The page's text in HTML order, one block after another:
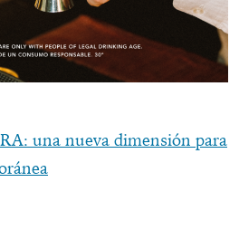
una nueva dimensión para